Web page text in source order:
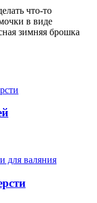
что-то
в виде
зимняя брошка